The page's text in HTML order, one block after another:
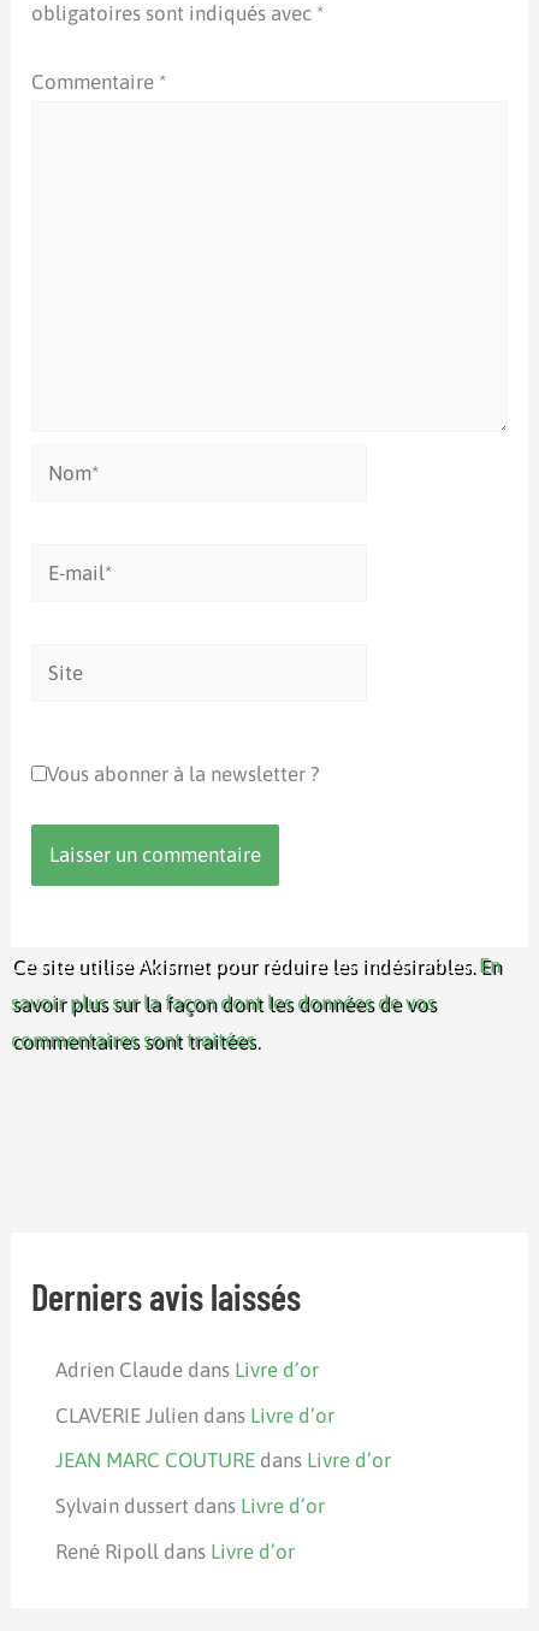
obligatoires sont indiqués avec *
Commentaire *
Nom*
Site
Vous abonner à la newsletter ?
Ce site utilise Akismet pour réduire les indésirables. En
savoir plus sur la façon dont les données de vos
commentaires sont traitées.
Derniers avis laissés
Adrien Claude dans Livre d’or
CLAVERIE Julien dans Livre d’or
JEAN MARC COUTURE dans Livre d’or
Sylvain dussert dans Livre d’or
René Ripoll dans Livre d’or